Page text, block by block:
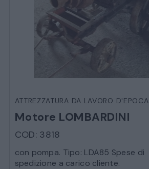
ATTREZZATURA DA LAVORO D'EPOCA
Motore LOMBARDINI
COD: 3818
con pompa. Tipo: LDA85 Spese di
spedizione a carico cliente.